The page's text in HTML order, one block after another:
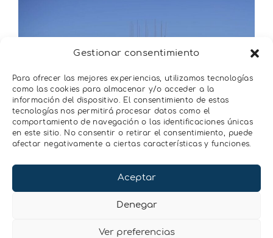
Gestionar consentimiento
Para ofrecer las mejores experiencias, utilizamos tecnologías
como las cookies para almacenar y/o acceder a la
información del dispositivo. El consentimiento de estas
tecnologías nos permitirá procesar datos como el
comportamiento de navegación o las identificaciones únicas
en este sitio. No consentir o retirar el consentimiento, puede
afectar negativamente a ciertas características y funciones.
Aceptar
Denegar
Ver preferencias